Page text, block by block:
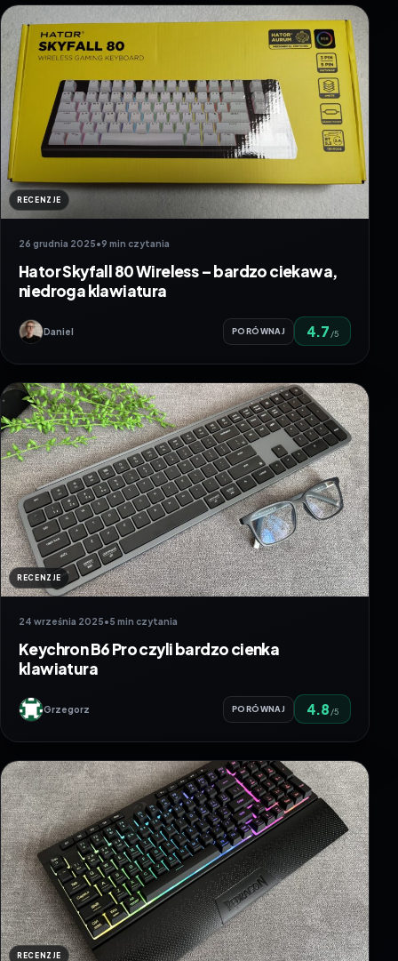
RECENZJE
26 grudnia 2025•9 min czytania
Hator Skyfall 80 Wireless – bardzo ciekawa,
niedroga klawiatura
Daniel PORÓWNAJ 4.7 /5
RECENZJE
24 września 2025•5 min czytania
Keychron B6 Pro czyli bardzo cienka
klawiatura
Grzegorz PORÓWNAJ 4.8 /5
RECENZJE